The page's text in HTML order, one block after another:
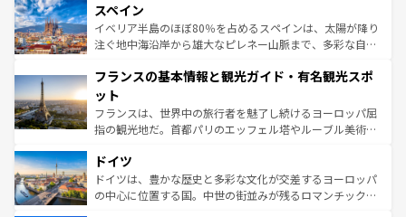
ろん、トスカーナの美しい田園風景やアマルフィ海岸の絶
景など、自然景観も見逃せない。観光の合間には、本場の
ピザやパスタなど、絶品のイタリア料理を堪能することも
ませてくれるイタリアで、忘れられない旅をしてみよう！
なお、新着のイタリア情報は
しい。
スペイン
イベリア半島のほぼ80％を占めるスペインは、太陽が降り
注ぐ地中海沿岸から雄大なピレネー山脈まで、多彩な自然
文化が根付くこの国では、情熱的なフラメンコ、熱気あふ
れる闘牛、そして美味しいタパスが生活の一部となってい
る。首都マドリードの洗練された雰囲気や、バルセロナの
アートに溢れた街角から、地方では古代ローマ遺跡や中世
せる。地方によって風土や気候が異なるスペインはその個
性で訪れる人を魅了する。 なお、新着のスペイン情報は コ
ンテンツ一覧を参照してほしい。
フランスの基本情報と観光ガイド・有名観光スポ
ット
フランスは、世界中の旅行者を魅了し続けるヨーロッパ屈
指の観光地だ。首都パリのエッフェル塔やルーブル美術館
で、幅広い魅力が詰まっている。華麗な宮殿、歴史的な大
聖堂、美しいビーチ、そして豊かな自然が、訪れる者を心
から魅了する。また、フランスは美食の国としても知ら
ドイツ
ドイツは、豊かな歴史と多彩な文化が交差するヨーロッパ
の中心に位置する国。中世の街並みが残るロマンチック街